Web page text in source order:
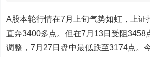
A股本轮行情在7月上旬气势如虹，上证
直奔3400多点。但在7月13日受阻3458
调整，7月27日盘中最低跌至3174点。